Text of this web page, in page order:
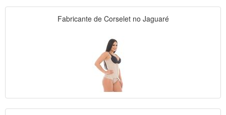
Fabricante de Corselet no Jaguaré